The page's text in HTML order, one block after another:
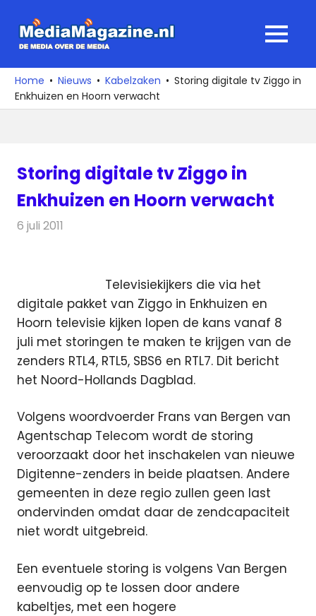
naar
media
over
de
MENU
Home Nieuws Kabelzaken
Storing digitale tv Ziggo in
Enkhuizen en Hoorn verwacht
Storing digitale tv Ziggo in
Enkhuizen en Hoorn verwacht
6 juli 2011
Televisiekijkers die via het
digitale pakket van Ziggo in Enkhuizen en
Hoorn televisie kijken lopen de kans vanaf 8
juli met storingen te maken te krijgen van de
zenders RTL4, RTL5, SBS6 en RTL7. Dit bericht
het Noord-Hollands Dagblad.
Volgens woordvoerder Frans van Bergen van
Agentschap Telecom wordt de storing
veroorzaakt door het inschakelen van nieuwe
Digitenne-zenders in beide plaatsen. Andere
gemeenten in deze regio zullen geen last
ondervinden omdat daar de zendcapaciteit
niet wordt uitgebreid.
Een eventuele storing is volgens Van Bergen
eenvoudig op te lossen door andere
kabeltjes, met een hogere